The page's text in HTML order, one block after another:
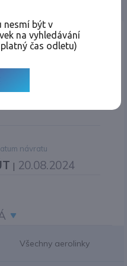
návratu
| 20.08.2024
Všechny aerolinky
nesmí být v
na vyhledávání
čas odletu)